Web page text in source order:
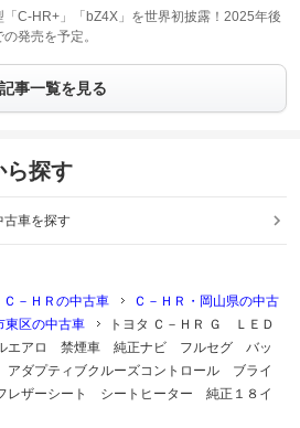
「C-HR+」「bZ4X」を世界初披露！2025年後
発売を予定。
記事一覧を見る
ら探す
古車を探す
Ｃ－ＨＲの中古車
Ｃ－ＨＲ・岡山県の中古
東区の中古車
トヨタ Ｃ－ＨＲ Ｇ ＬＥＤ
エアロ 禁煙車 純正ナビ フルセグ バッ
ダプティブクルーズコントロール ブライ
レザーシート シートヒーター 純正１８イ